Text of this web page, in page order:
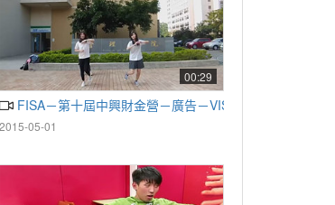
克力
00:29
FISA－第十屆中興財金營－廣告－VISA
2015-05-01